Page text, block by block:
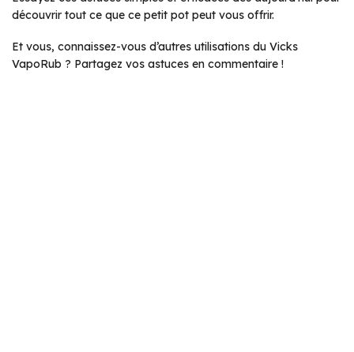
découvrir tout ce que ce petit pot peut vous offrir.
Et vous, connaissez-vous d’autres utilisations du Vicks
VapoRub ? Partagez vos astuces en commentaire !